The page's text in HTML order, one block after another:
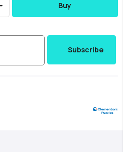
Buy
Subscribe